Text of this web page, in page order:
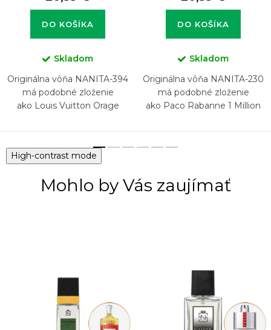
DO KOŠÍKA
Skladom
Originálna vôňa NANITA-394
má podobné zloženie
ako Louis Vuitton Orage
DO KOŠÍKA
Skladom
Originálna vôňa NANITA-230
má podobné zloženie
ako Paco Rabanne 1 Million
High-contrast mode
Mohlo by Vás zaujímať